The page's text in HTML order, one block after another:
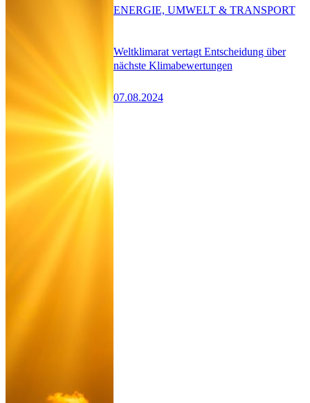
Weltklimarat vertagt Entscheidung über
nächste Klimabewertungen
07.08.2024
ENERGIE, UMWELT & TRANSPORT